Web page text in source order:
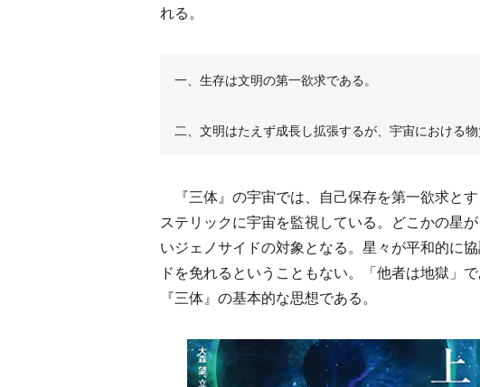
れる。
一、生存は文明の第一欲求である。
二、文明はたえず成長し拡張するが、宇宙における
『三体』の宇宙では、自己保存を第一欲求と
ステリックに宇宙を監視している。どこかの星
いジェノサイドの対象となる。星々が平和的に
ドを免れるということもない。「他者は地獄」
『三体』の基本的な思想である。